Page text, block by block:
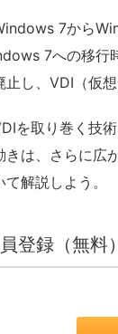
7から
7への移行
止し、VDI（仮
を取り巻く技
きは、さらに広
て解説しよう。
登録（無料